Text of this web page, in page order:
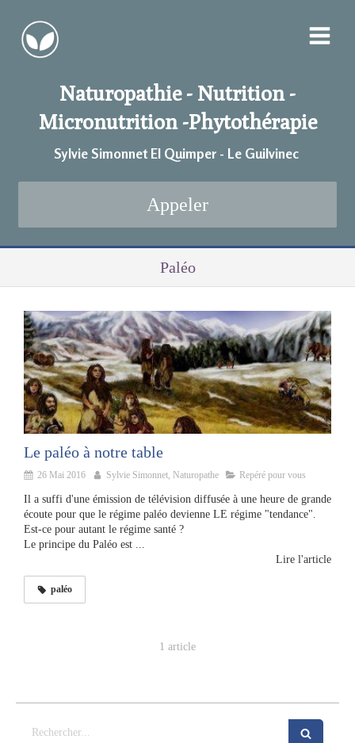
Naturopathie - Nutrition -
Micronutrition -Phytothérapie
Sylvie Simonnet EI Quimper - Le Guilvinec
Appeler
Paléo
Le paléo à notre table
26 Mai 2016 Sylvie Simonnet, Naturopathe Repéré pour vous
Il a suffi d'une émission de télévision diffusée à une heure de grande
écoute pour que le régime paléo devienne LE régime "tendance".
Est-ce pour autant le régime santé ?
Le principe du Paléo est ...
Lire l'article
paléo
1 article
Rechercher